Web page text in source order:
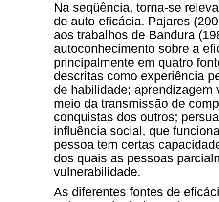
Na seqüência, torna-se
de auto-eficácia. Pajares
aos trabalhos de Bandura
autoconhecimento sobre a
principalmente em quatro
descritas como experiência
de habilidade;
meio da transmissão de
conquistas dos outros;
influência social, que
pessoa tem certas
dos quais as pessoas
vulnerabilidade.
As diferentes fontes de